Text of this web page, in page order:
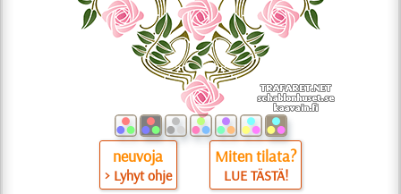
neuvoja
> Lyhyt ohje
Miten tilata?
LUE TÄSTÄ!